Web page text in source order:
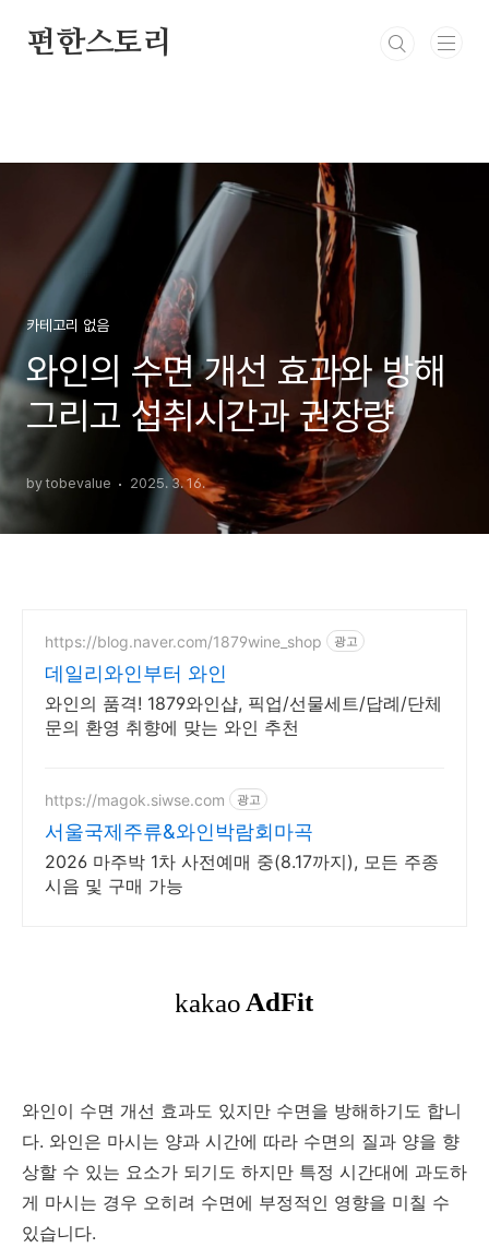
펀한스토리
카테고리 없음
와인의 수면 개선 효과와 방해
그리고 섭취시간과 권장량
by tobevalue 2025. 3. 16.
https://blog.naver.com/1879wine_shop 광고
데일리와인부터 와인
와인의 품격! 1879와인샵, 픽업/선물세트/답례/단체
문의 환영 취향에 맞는 와인 추천
https://magok.siwse.com 광고
서울국제주류&와인박람회마곡
2026 마주박 1차 사전예매 중(8.17까지), 모든 주종
시음 및 구매 가능
와인이 수면 개선 효과도 있지만 수면을 방해하기도 합니
다. 와인은 마시는 양과 시간에 따라 수면의 질과 양을 향
상할 수 있는 요소가 되기도 하지만 특정 시간대에 과도하
게 마시는 경우 오히려 수면에 부정적인 영향을 미칠 수
있습니다.